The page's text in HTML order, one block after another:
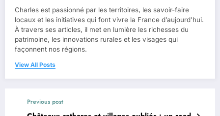
Charles est passionné par les territoires, les savoir-faire
locaux et les initiatives qui font vivre la France d’aujourd’hui.
À travers ses articles, il met en lumière les richesses du
patrimoine, les innovations rurales et les visages qui
façonnent nos régions.
View All Posts
Previous post